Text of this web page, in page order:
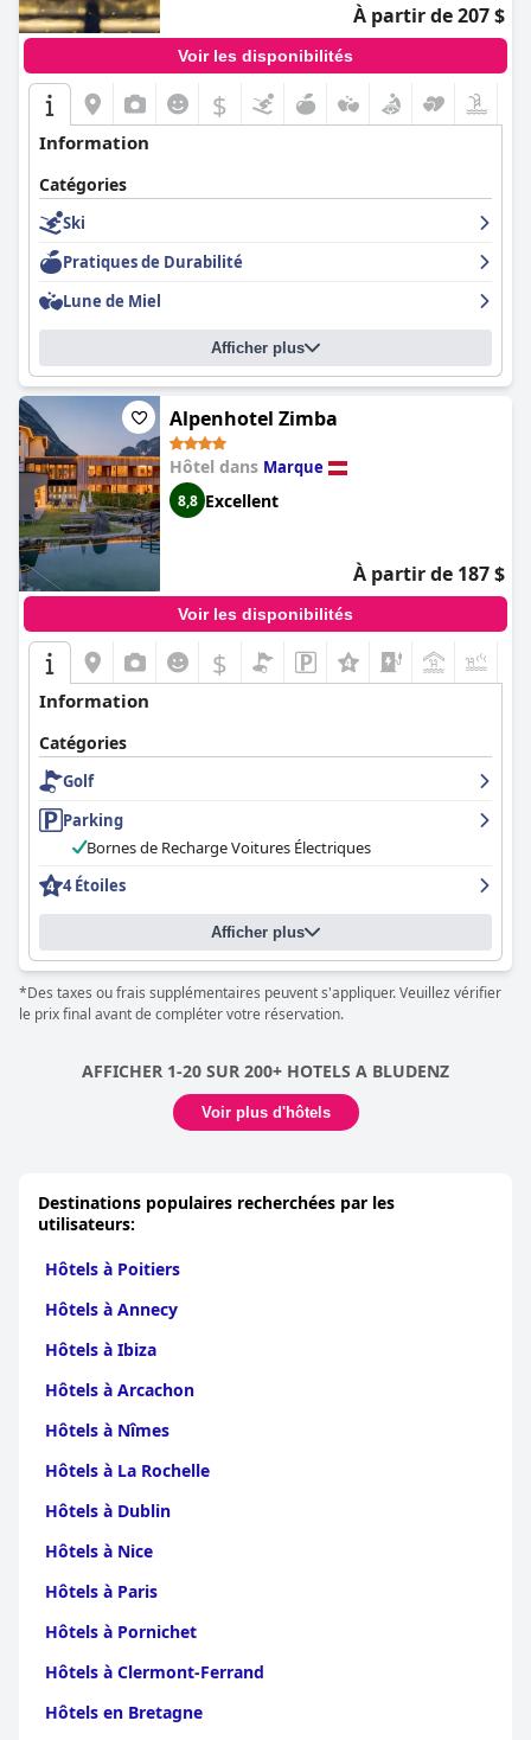
À partir de 207 $
Voir les disponibilités
$
Information
Catégories
Ski
Pratiques de Durabilité
Lune de Miel
Afficher plus
Alpenhotel Zimba
Hôtel dans Marque
8,8 Excellent
À partir de 187 $
Voir les disponibilités
$
Information
Catégories
Golf
Parking
Bornes de Recharge Voitures Électriques
4 Étoiles
Afficher plus
*Des taxes ou frais supplémentaires peuvent s'appliquer. Veuillez vérifier
le prix final avant de compléter votre réservation.
AFFICHER 1-20 SUR 200+ HOTELS A BLUDENZ
Voir plus d'hôtels
Destinations populaires recherchées par les
utilisateurs:
Hôtels à Poitiers
Hôtels à Annecy
Hôtels à Ibiza
Hôtels à Arcachon
Hôtels à Nîmes
Hôtels à La Rochelle
Hôtels à Dublin
Hôtels à Nice
Hôtels à Paris
Hôtels à Pornichet
Hôtels à Clermont-Ferrand
Hôtels en Bretagne